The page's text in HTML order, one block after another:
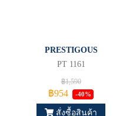
PRESTIGOUS
PT 1161
฿1,590
฿954 -40%
สั่งซื้อสินค้า